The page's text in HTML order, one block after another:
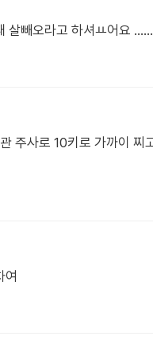
빼오라고 하셔ㅛ어요
주사로 10키로 가까이
여